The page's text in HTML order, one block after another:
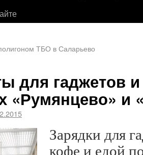
ТБО в Саларьево
для гаджетов
«Румянцево» и
Зарядки для
кофе и едой